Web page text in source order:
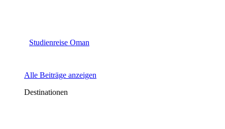
Studienreise Oman
Alle Beiträge anzeigen
Destinationen